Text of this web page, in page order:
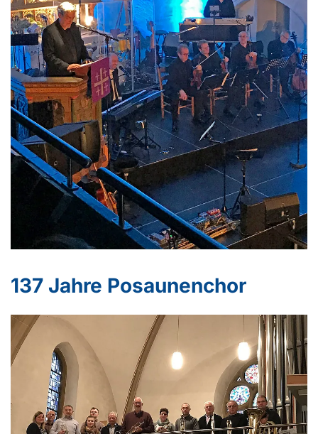
137 Jahre Posaunenchor